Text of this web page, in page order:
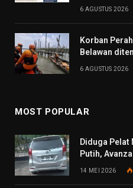
6 AGUSTUS 2026
Korban
Belawan
6 AGUSTUS 2026
MOST POPULAR
Diduga Pelat
Putih,
14 MEI 2026